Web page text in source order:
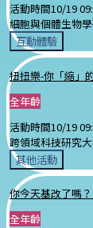
活動時間10/19
細胞與個體生物
互動體驗
扭扭樂-你「縮」
全年齡
活動時間10/19
跨領域科技研究
其他活動
你今天基改了嗎
全年齡